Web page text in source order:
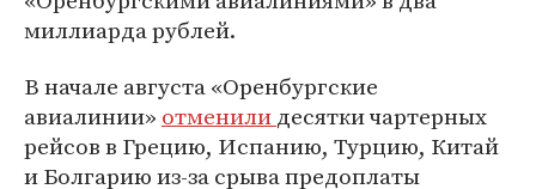
миллиарда рублей.
В начале августа «Оренбургские
авиалинии» отменилидесятки чартерных
рейсов в Грецию, Испанию, Турцию, Китай
и Болгарию из-за срыва предоплаты